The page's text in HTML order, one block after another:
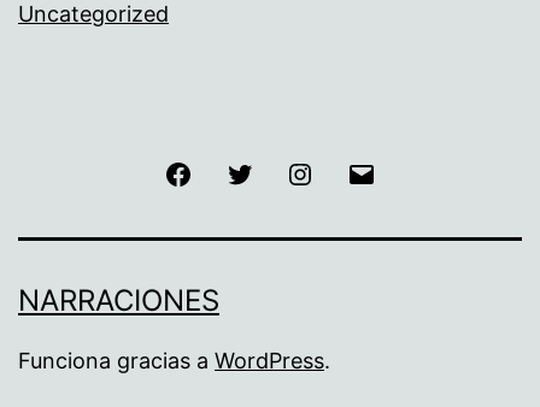
Uncategorized
FacebookTwitter Instagram
NARRACIONES
Funciona gracias a WordPress.